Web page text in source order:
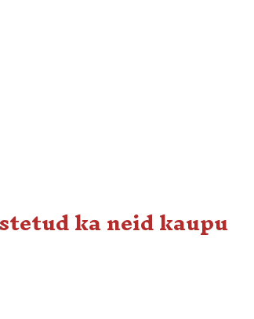
ka neid kaupu